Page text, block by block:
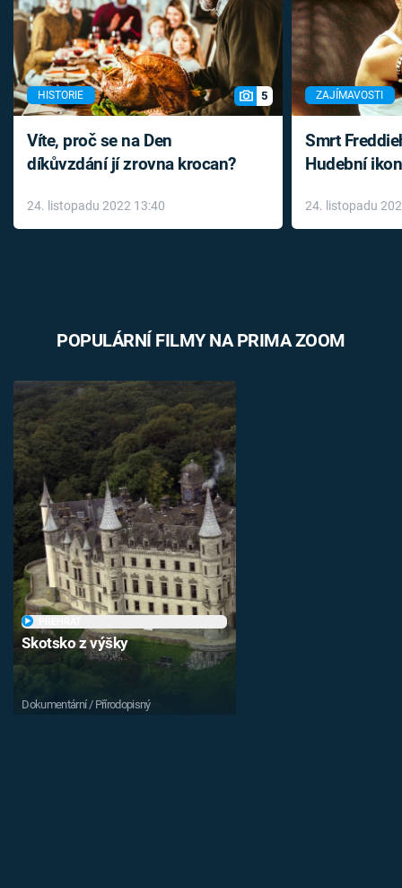
HISTORIE 5
Víte, proč se na Den
díkůvzdání jí zrovna krocan?
24. listopadu 2022 13:40
ZAJÍMAVOSTI
Smrt
Hudební
léky
24. listopadu
POPULÁRNÍ FILMY NA PRIMA ZOOM
Skotsko z výšky
Dokumentární / Přírodopisný